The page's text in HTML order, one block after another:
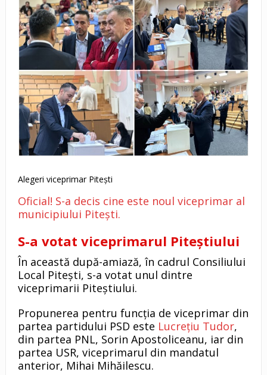
Alegeri viceprimar Pitești
Oficial! S-a decis cine este noul viceprimar al
municipiului Pitești.
S-a votat viceprimarul Piteștiului
În această după-amiază, în cadrul Consiliului
Local Pitești, s-a votat unul dintre
viceprimarii Piteștiului.
Propunerea pentru funcția de viceprimar din
partea partidului PSD este Lucrețiu Tudor,
din partea PNL, Sorin Apostoliceanu, iar din
partea USR, viceprimarul din mandatul
anterior, Mihai Mihăilescu.